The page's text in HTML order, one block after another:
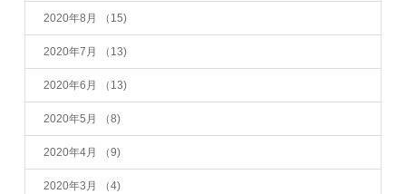
2020年8月 （15)
2020年7月 （13)
2020年6月 （13)
2020年5月 （8)
2020年4月 （9)
2020年3月 （4)